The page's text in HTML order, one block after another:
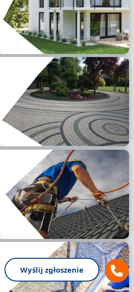
Wyślij zgłoszenie